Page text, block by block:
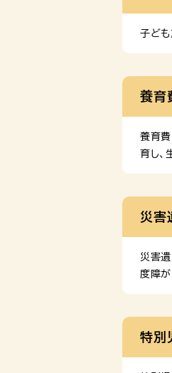
子ども
養育
養育
育し
する
災害
災害
度障
特別